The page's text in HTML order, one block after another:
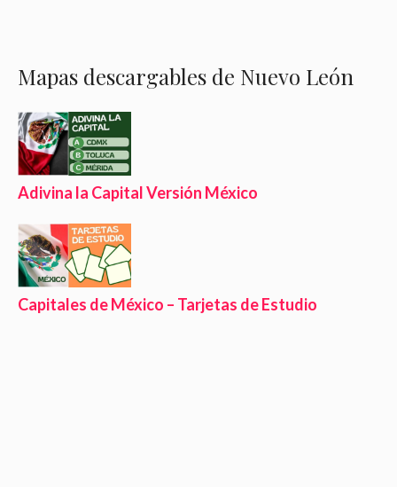
Mapas descargables de Nuevo León
Adivina la Capital Versión México
Capitales de México – Tarjetas de Estudio